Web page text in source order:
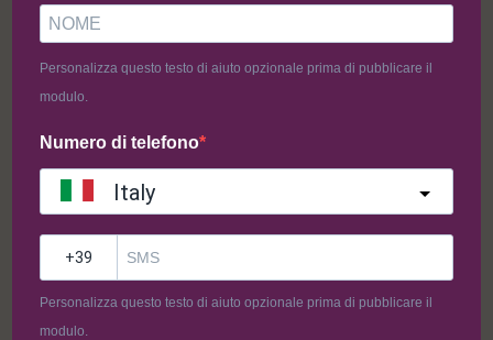
Personalizza questo testo di aiuto opzionale prima di pubblicare il
modulo.
Numero di telefono
Italy
Personalizza questo testo di aiuto opzionale prima di pubblicare il
modulo.
Mistery Box Pasta Ripiena 8pz
59,90€ 35,90€ 47,10 € 29,00€
-40%